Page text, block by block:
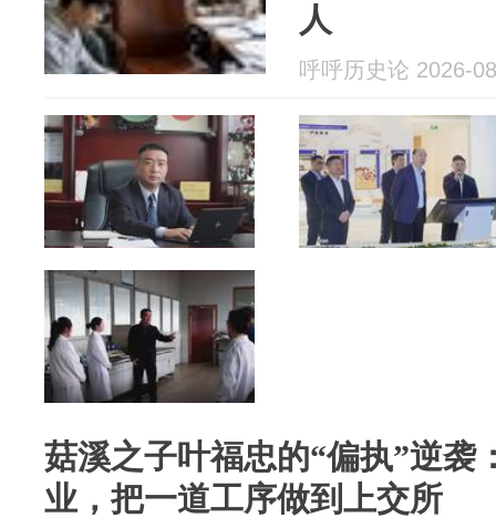
人
呼呼历史论 2026-
菇溪之子叶福忠的“偏执”逆袭
业，把一道工序做到上交所